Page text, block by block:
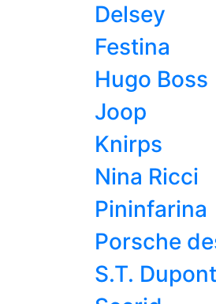
Delsey
Festina
Hugo Boss
Joop
Knirps
Nina Ricci
Pininfarina
Porsche
S.T. Dupont